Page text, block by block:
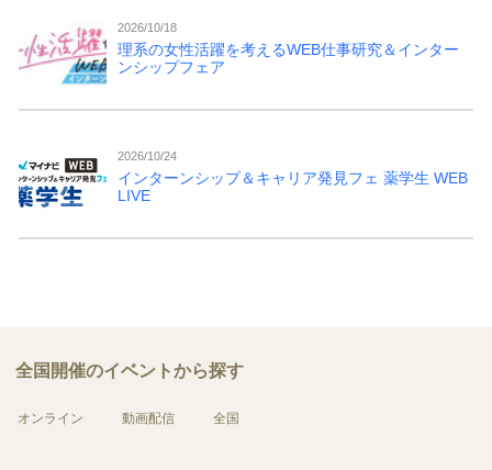
2026/10/18
理系の女性活躍を考えるWEB仕事研究＆インター
ンシップフェア
2026/10/24
インターンシップ＆キャリア発見フェ 薬学生 WEB
LIVE
全国開催のイベントから探す
オンライン 動画配信 全国